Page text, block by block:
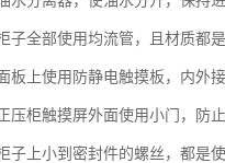
子全部使用均流管，且材质都
板上使用防静电触摸板，内外接
压柜触摸屏外面使用小门，防
子上小到密封件的螺丝，都是